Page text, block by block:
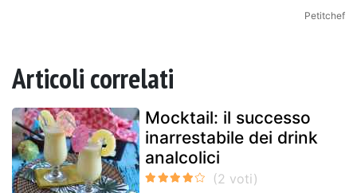
Petitchef
Articoli correlati
Mocktail: il successo
inarrestabile dei drink
analcolici